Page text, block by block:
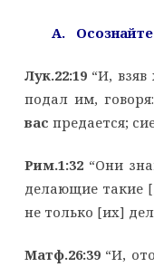
A.
Лук.22:19“И, взяв
подал им,
вас предается;
Рим.1:32“Они
делающие такие
не только [их]
Матф.26:39“И,